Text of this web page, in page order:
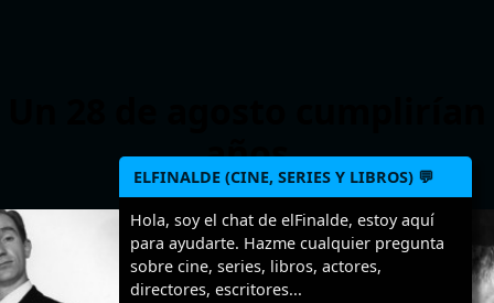
años
> >
ELFINALDE (CINE, SERIES Y LIBROS) 💬
Hola, soy el chat de elFinalde, estoy aquí
para ayudarte. Hazme cualquier pregunta
sobre cine, series, libros, actores,
directores, escritores...